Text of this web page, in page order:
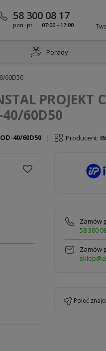
58 300 08 17
pon.-pt. 07:00 - 17:00
Porady
60D50
PROJEKT
40/60D50
40/60D50 | Producent:
Zamów
58 300
Zamów
poleć